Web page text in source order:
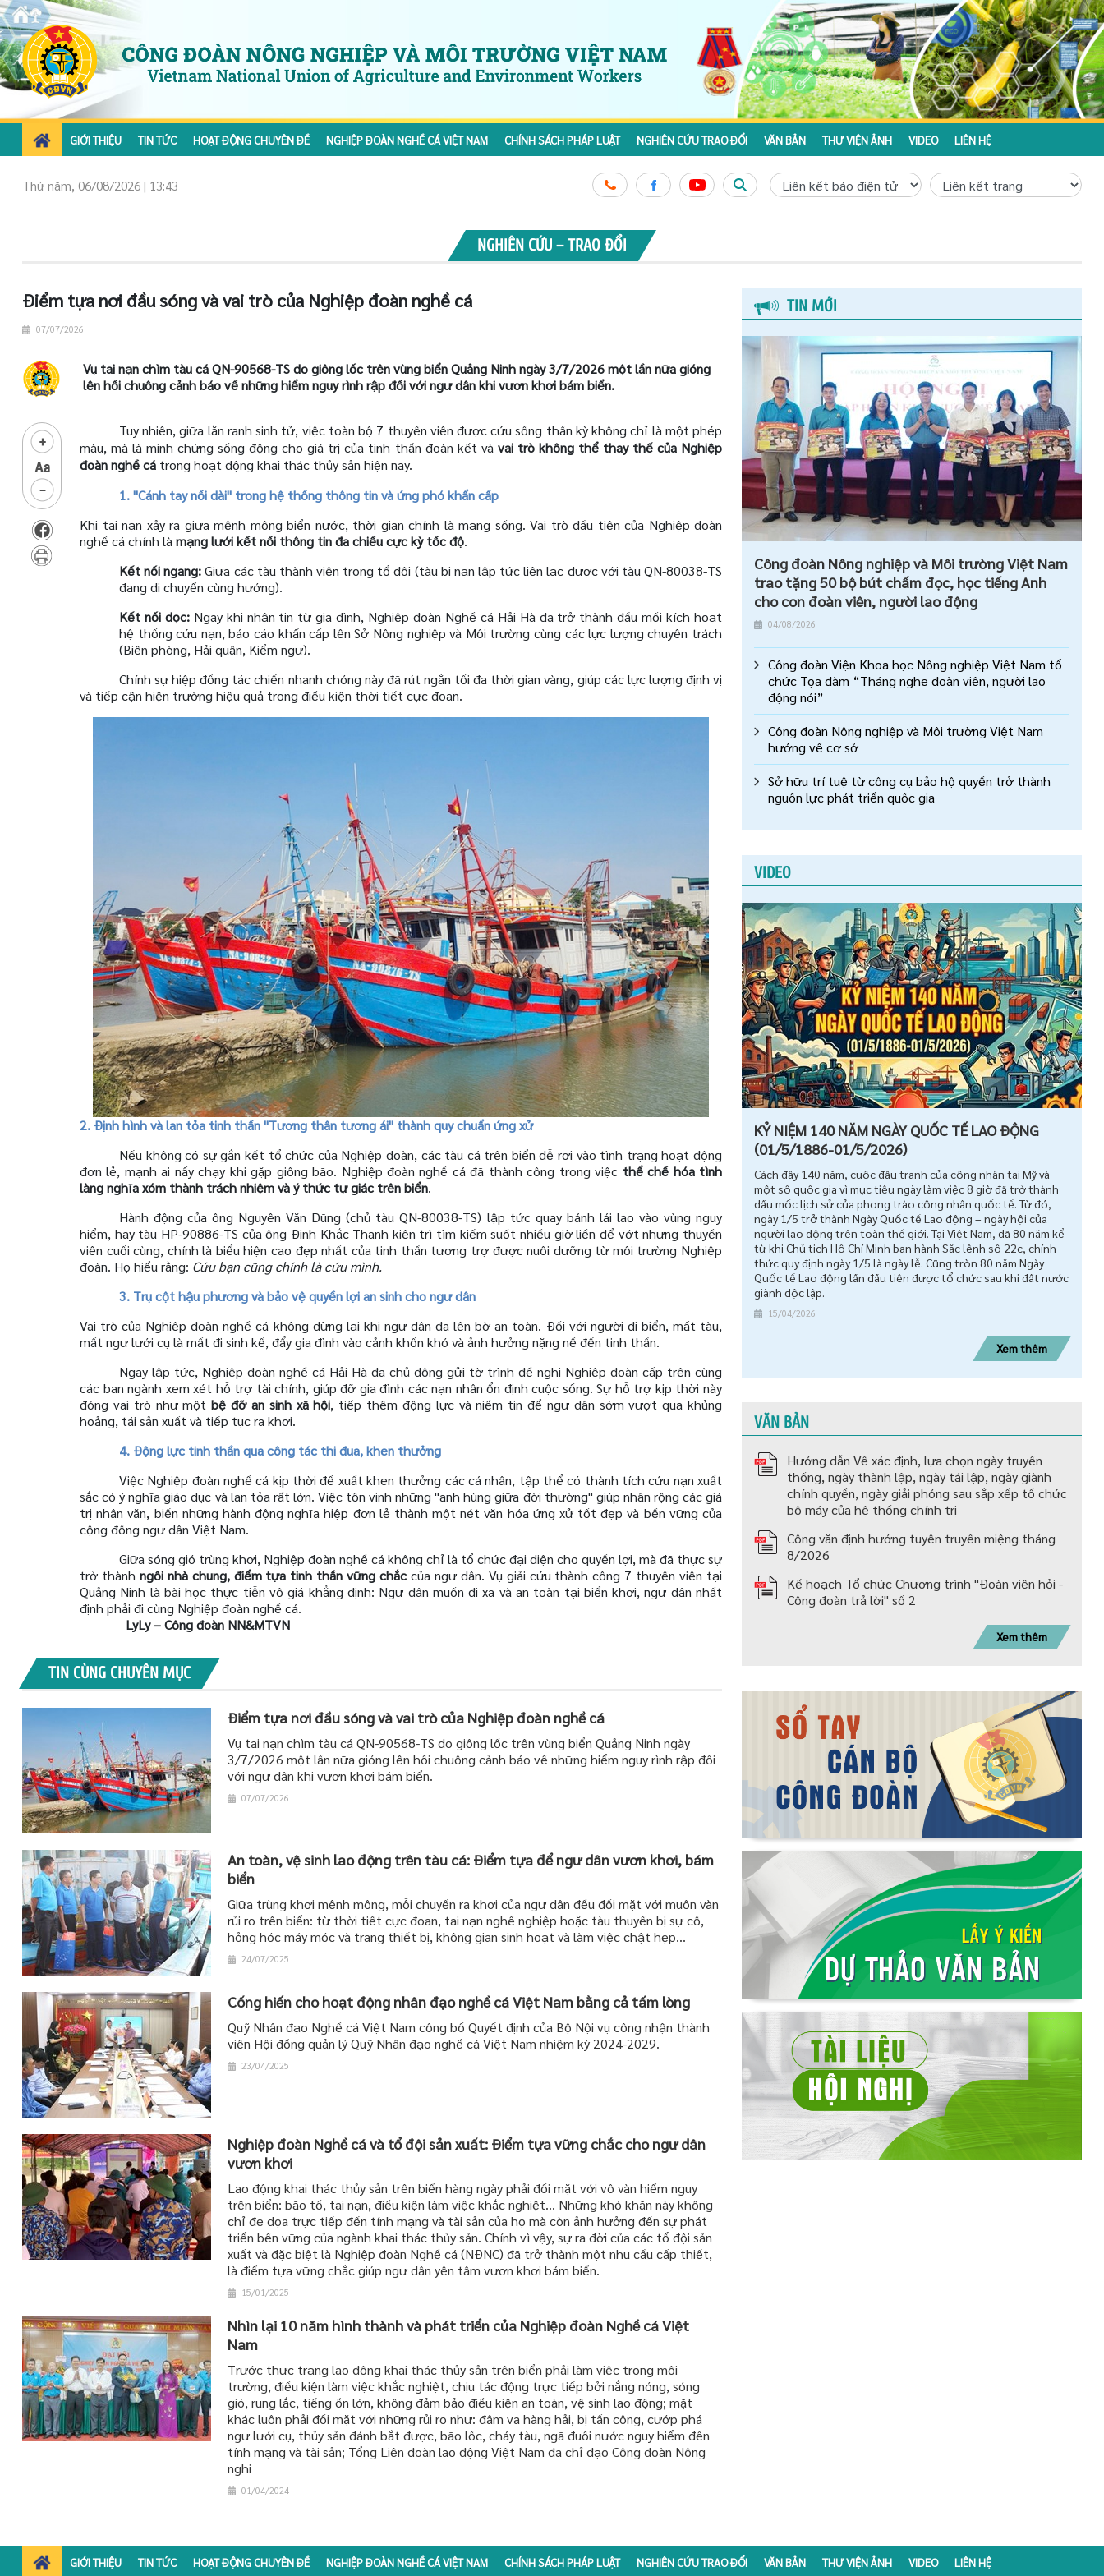
GIỚI THIỆU TIN TỨC HOẠT ĐỘNG CHUYÊN ĐỀ NGHIỆP ĐOÀN NGHỀ CÁ VIỆT NAM CHÍNH SÁCH PHÁP LUẬT NGHIÊN CỨU TRAO ĐỔI VĂN BẢN THƯ VIỆN ẢNH VIDEO LIÊN HỆ
Thứ năm, 06/08/2026 | 13:43
NGHIÊN CỨU – TRAO ĐỔI
Điểm tựa nơi đầu sóng và vai trò của Nghiệp đoàn nghề cá
07/07/2026
Vụ tai nạn chìm tàu cá QN-90568-TS do giông lốc trên vùng biển Quảng Ninh ngày 3/7/2026 một lần nữa gióng
lên hồi chuông cảnh báo về những hiểm nguy rình rập đối với ngư dân khi vươn khơi bám biển.
Tuy nhiên, giữa lằn ranh sinh tử, việc toàn bộ 7 thuyền viên được cứu sống thần kỳ không chỉ là một phép
màu, mà là minh chứng sống động cho giá trị của tinh thần đoàn kết và vai trò không thể thay thế của Nghiệp
đoàn nghề cá trong hoạt động khai thác thủy sản hiện nay.
1. "Cánh tay nối dài" trong hệ thống thông tin và ứng phó khẩn cấp
Khi tai nạn xảy ra giữa mênh mông biển nước, thời gian chính là mạng sống. Vai trò đầu tiên của Nghiệp đoàn
nghề cá chính là mạng lưới kết nối thông tin đa chiều cực kỳ tốc độ.
Kết nối ngang:Giữa các tàu thành viên trong tổ đội (tàu bị nạn lập tức liên lạc được với tàu QN-80038-TS
đang di chuyển cùng hướng).
Kết nối dọc:Ngay khi nhận tin từ gia đình, Nghiệp đoàn Nghề cá Hải Hà đã trở thành đầu mối kích hoạt
hệ thống cứu nạn, báo cáo khẩn cấp lên Sở Nông nghiệp và Môi trường cùng các lực lượng chuyên trách
(Biên phòng, Hải quân, Kiểm ngư).
Chính sự hiệp đồng tác chiến nhanh chóng này đã rút ngắn tối đa thời gian vàng, giúp các lực lượng định vị
và tiếp cận hiện trường hiệu quả trong điều kiện thời tiết cực đoan.
2. Định hình và lan tỏa tinh thần "Tương thân tương ái" thành quy chuẩn ứng xử
Nếu không có sự gắn kết tổ chức của Nghiệp đoàn, các tàu cá trên biển dễ rơi vào tình trạng hoạt động
đơn lẻ, mạnh ai nấy chạy khi gặp giông bão. Nghiệp đoàn nghề cá đã thành công trong việc thể chế hóa tình
làng nghĩa xóm thành trách nhiệm và ý thức tự giác trên biển.
Hành động của ông Nguyễn Văn Dũng (chủ tàu QN-80038-TS) lập tức quay bánh lái lao vào vùng nguy
hiểm, hay tàu HP-90886-TS của ông Đinh Khắc Thanh kiên trì tìm kiếm suốt nhiều giờ liền để vớt những thuyền
viên cuối cùng, chính là biểu hiện cao đẹp nhất của tinh thần tương trợ được nuôi dưỡng từ môi trường Nghiệp
đoàn. Họ hiểu rằng: Cứu bạn cũng chính là cứu mình.
3. Trụ cột hậu phương và bảo vệ quyền lợi an sinh cho ngư dân
Vai trò của Nghiệp đoàn nghề cá không dừng lại khi ngư dân đã lên bờ an toàn. Đối với người đi biển, mất tàu,
mất ngư lưới cụ là mất đi sinh kế, đẩy gia đình vào cảnh khốn khó và ảnh hưởng nặng nề đến tinh thần.
Ngay lập tức, Nghiệp đoàn nghề cá Hải Hà đã chủ động gửi tờ trình đề nghị Nghiệp đoàn cấp trên cùng
các ban ngành xem xét hỗ trợ tài chính, giúp đỡ gia đình các nạn nhân ổn định cuộc sống. Sự hỗ trợ kịp thời này
đóng vai trò như mộtbệ đỡ an sinh xã hội, tiếp thêm động lực và niềm tin để ngư dân sớm vượt qua khủng
hoảng, tái sản xuất và tiếp tục ra khơi.
4. Động lực tinh thần qua công tác thi đua, khen thưởng
Việc Nghiệp đoàn nghề cá kịp thời đề xuất khen thưởng các cá nhân, tập thể có thành tích cứu nạn xuất
sắc có ý nghĩa giáo dục và lan tỏa rất lớn. Việc tôn vinh những "anh hùng giữa đời thường" giúp nhân rộng các giá
trị nhân văn, biến những hành động nghĩa hiệp đơn lẻ thành một nét văn hóa ứng xử tốt đẹp và bền vững của
cộng đồng ngư dân Việt Nam.
Giữa sóng gió trùng khơi, Nghiệp đoàn nghề cá không chỉ là tổ chức đại diện cho quyền lợi, mà đã thực sự
trở thành ngôi nhà chung, điểm tựa tinh thần vững chắc của ngư dân. Vụ giải cứu thành công 7 thuyền viên tại
Quảng Ninh là bài học thực tiễn vô giá khẳng định: Ngư dân muốn đi xa và an toàn tại biển khơi, ngư dân nhất
định phải đi cùng Nghiệp đoàn nghề cá.
LyLy – Công đoàn NN&MTVN
TIN CÙNG CHUYÊN MỤC
Điểm tựa nơi đầu sóng và vai trò của Nghiệp đoàn nghề cá
Vụ tai nạn chìm tàu cá QN-90568-TS do giông lốc trên vùng biển Quảng Ninh ngày
3/7/2026 một lần nữa gióng lên hồi chuông cảnh báo về những hiểm nguy rình rập đối
với ngư dân khi vươn khơi bám biển.
07/07/2026
An toàn, vệ sinh lao động trên tàu cá: Điểm tựa để ngư dân vươn khơi, bám
biển
Giữa trùng khơi mênh mông, mỗi chuyến ra khơi của ngư dân đều đối mặt với muôn vàn
rủi ro trên biển: từ thời tiết cực đoan, tai nạn nghề nghiệp hoặc tàu thuyền bị sự cố,
hỏng hóc máy móc và trang thiết bị, không gian sinh hoạt và làm việc chật hẹp…
24/07/2025
Cống hiến cho hoạt động nhân đạo nghề cá Việt Nam bằng cả tấm lòng
Quỹ Nhân đạo Nghề cá Việt Nam công bố Quyết định của Bộ Nội vụ công nhận thành
viên Hội đồng quản lý Quỹ Nhân đạo nghề cá Việt Nam nhiệm kỳ 2024-2029.
23/04/2025
Nghiệp đoàn Nghề cá và tổ đội sản xuất: Điểm tựa vững chắc cho ngư dân
vươn khơi
Lao động khai thác thủy sản trên biển hàng ngày phải đối mặt với vô vàn hiểm nguy
trên biển: bão tố, tai nạn, điều kiện làm việc khắc nghiệt... Những khó khăn này không
chỉ đe dọa trực tiếp đến tính mạng và tài sản của họ mà còn ảnh hưởng đến sự phát
triển bền vững của ngành khai thác thủy sản. Chính vì vậy, sự ra đời của các tổ đội sản
xuất và đặc biệt là Nghiệp đoàn Nghề cá (NĐNC) đã trở thành một nhu cầu cấp thiết,
là điểm tựa vững chắc giúp ngư dân yên tâm vươn khơi bám biển.
15/01/2025
Nhìn lại 10 năm hình thành và phát triển của Nghiệp đoàn Nghề cá Việt
Nam
Trước thực trạng lao động khai thác thủy sản trên biển phải làm việc trong môi
trường, điều kiện làm việc khắc nghiệt, chịu tác động trực tiếp bởi nắng nóng, sóng
gió, rung lắc, tiếng ồn lớn, không đảm bảo điều kiện an toàn, vệ sinh lao động; mặt
khác luôn phải đối mặt với những rủi ro như: đâm va hàng hải, bị tấn công, cướp phá
ngư lưới cụ, thủy sản đánh bắt được, bão lốc, cháy tàu, ngã đuối nước nguy hiểm đến
tính mạng và tài sản; Tổng Liên đoàn lao động Việt Nam đã chỉ đạo Công đoàn Nông
nghi
01/04/2024
TIN MỚI
Công đoàn Nông nghiệp và Môi trường Việt Nam
trao tặng 50 bộ bút chấm đọc, học tiếng Anh
cho con đoàn viên, người lao động
04/08/2026
Công đoàn Viện Khoa học Nông nghiệp Việt Nam tổ
chức Tọa đàm “Tháng nghe đoàn viên, người lao
động nói”
Công đoàn Nông nghiệp và Môi trường Việt Nam
hướng về cơ sở
Sở hữu trí tuệ từ công cụ bảo hộ quyền trở thành
nguồn lực phát triển quốc gia
VIDEO
KỶ NIỆM 140 NĂM NGÀY QUỐC TẾ LAO ĐỘNG
(01/5/1886-01/5/2026)
Cách đây 140 năm, cuộc đấu tranh của công nhân tại Mỹ và
một số quốc gia vì mục tiêu ngày làm việc 8 giờ đã trở thành
dấu mốc lịch sử của phong trào công nhân quốc tế. Từ đó,
ngày 1/5 trở thành Ngày Quốc tế Lao động – ngày hội của
người lao động trên toàn thế giới. Tại Việt Nam, đã 80 năm kể
từ khi Chủ tịch Hồ Chí Minh ban hành Sắc lệnh số 22c, chính
thức quy định ngày 1/5 là ngày lễ. Cũng tròn 80 năm Ngày
Quốc tế Lao động lần đầu tiên được tổ chức sau khi đất nước
giành độc lập.
15/04/2026
Xem thêm
VĂN BẢN
Hướng dẫn Về xác định, lựa chọn ngày truyền
thống, ngày thành lập, ngày tái lập, ngày giành
chính quyền, ngày giải phóng sau sắp xếp tố chức
bộ máy của hệ thống chính trị
Công văn định hướng tuyên truyền miệng tháng
8/2026
Kế hoạch Tổ chức Chương trình "Đoàn viên hỏi -
Công đoàn trả lời" số 2
Xem thêm
GIỚI THIỆU TIN TỨC HOẠT ĐỘNG CHUYÊN ĐỀ NGHIỆP ĐOÀN NGHỀ CÁ VIỆT NAM CHÍNH SÁCH PHÁP LUẬT NGHIÊN CỨU TRAO ĐỔI VĂN BẢN THƯ VIỆN ẢNH VIDEO LIÊN HỆ